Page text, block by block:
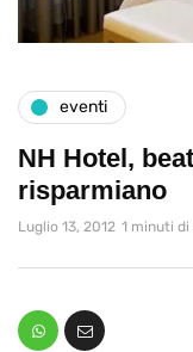
eventi
NH Hotel,
risparmiano
Luglio 13, 2012 1 minuti